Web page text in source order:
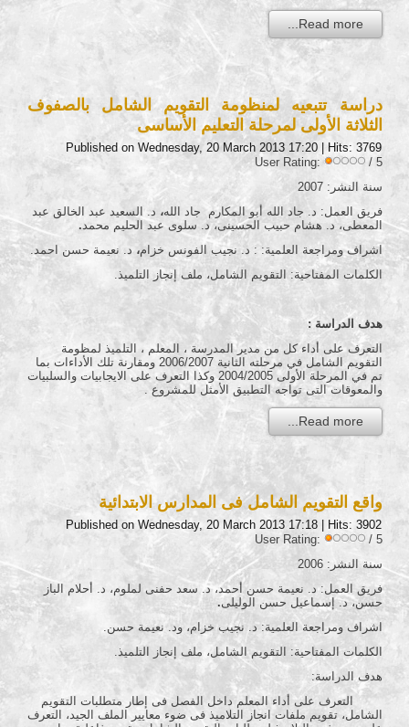
Read more...
دراسة تتبعيه لمنظومة التقويم الشامل بالصفوف
الثلاثة الأولى لمرحلة التعليم الأساسى
Published on Wednesday, 20 March 2013 17:20| Hits: 3769
User Rating:
/ 5
سنة النشر: 2007
فريق العمل: د. جاد الله أبو المكارم جاد الله، د. السعيد عبد الخالق عبد
المعطى، د. هشام حبيب الحسينى، د. سلوى عبد الحليم محمد .
اشراف ومراجعة العلمية: : د. نجيب الفونس خزام، د. نعيمة حسن احمد.
الكلمات المفتاحية: التقويم الشامل، ملف إنجاز التلميذ.
هدف الدراسة :
التعرف على أداء كل من مدير المدرسة ، المعلم ، التلميذ لمظومة
التقويم الشامل في مرحلته الثانية 2006/2007 ومقارنة تلك الأداءات بما
تم في المرحلة الأولى 2004/2005 وكذا التعرف على الايجابيات والسلبيات
والمعوقات التى تواجه التطبيق الأمثل للمشروع .
Read more...
واقع التقويم الشامل فى المدارس الابتدائية
Published on Wednesday, 20 March 2013 17:18| Hits: 3902
User Rating:
/ 5
سنة النشر: 2006
فريق العمل: د. نعيمة حسن أحمد، د. سعد حفنى لملوم، د. أحلام الباز
حسن، د. إسماعيل حسن الوليلى.
اشراف ومراجعة العلمية: د. نجيب خزام، ود. نعيمة حسن.
الكلمات المفتاحية: التقويم الشامل، ملف إنجاز التلميذ.
هدف الدراسة:
التعرف على أداء المعلم داخل الفصل فى إطار متطلبات التقويم
الشامل، تقويم ملفات انجاز التلاميذ فى ضوء معايير الملف الجيد، التعرف